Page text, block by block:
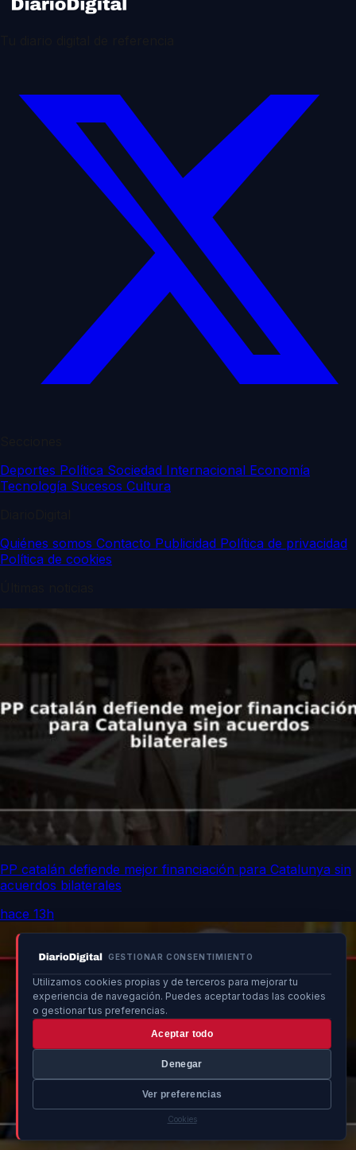
GESTIONAR CONSENTIMIENTO
Utilizamos cookies propias y de terceros para mejorar tu
experiencia de navegación. Puedes aceptar todas las cookies
o gestionar tus preferencias.
Aceptar todo
Denegar
Ver preferencias
Cookies
Deportes Política Sociedad Internacional Economía
Tecnología Sucesos Cultura
Quiénes somos Contacto Publicidad Política de privacidad
Política de cookies
PP catalán defiende mejor financiación para Catalunya sin
acuerdos bilaterales
hace 13h